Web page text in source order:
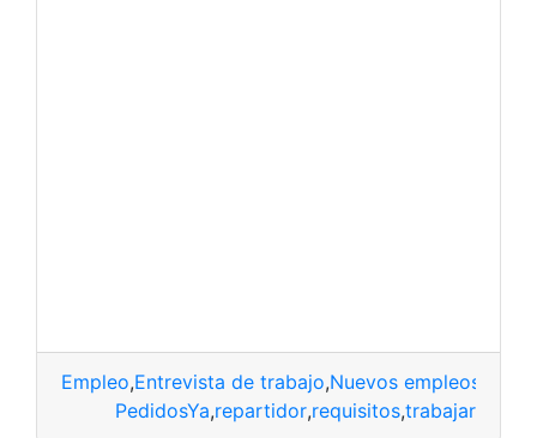
Empleo,Entrevista de trabajo,Nuevos empleos
PedidosYa,repartidor,requisitos,trabajar